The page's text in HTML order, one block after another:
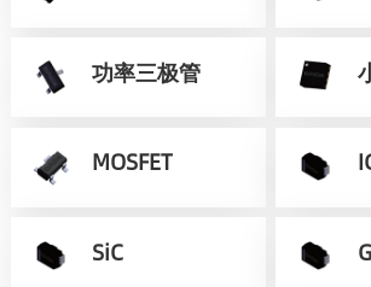
功率三极管
MOSFET
SiC